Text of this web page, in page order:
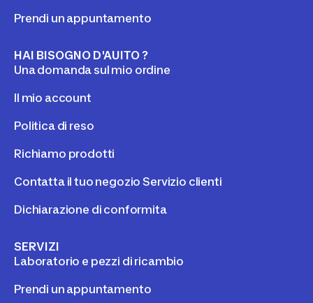
Prendi un appuntamento
HAI BISOGNO D'AUITO ?
Una domanda sul mio ordine
Il mio account
Politica di reso
Richiamo prodotti
Contatta il tuo negozio Servizio clienti
Dichiarazione di conformita
SERVIZI
Laboratorio e pezzi di ricambio
Prendi un appuntamento